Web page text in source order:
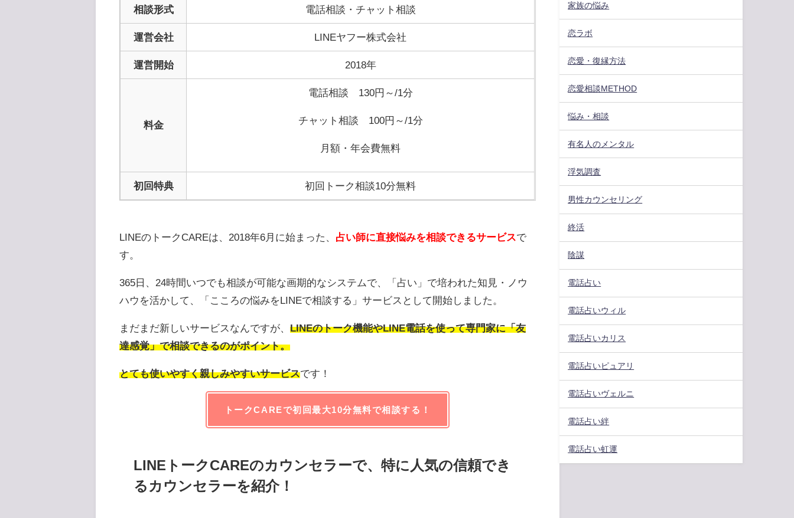
相談形式 電話相談・チャット相談
運営会社 LINEヤフー株式会社
運営開始 2018年
料金
電話相談 130円～/1分
チャット相談 100円～/1分
月額・年会費無料
初回特典 初回トーク相談10分無料
LINEのトークCAREは、2018年6月に始まった、 占い師に直接悩みを相談できるサービスで
す。
365日、24時間いつでも相談が可能な画期的なシステムで、「占い」で培われた知見・ノウ
ハウを活かして、「こころの悩みをLINEで相談する」サービスとして開始しました。
まだまだ新しいサービスなんですが、LINEのトーク機能やLINE電話を使って専門家に「友
達感覚」で相談できるのがポイント。
とても使いやすく親しみやすいサービスです！
トークCAREで初回最大10分無料で相談する！
LINEトークCAREのカウンセラーで、特に人気の信頼でき
るカウンセラーを紹介！
家族の悩み
恋ラボ
恋愛・復縁方法
恋愛相談METHOD
悩み・相談
有名人のメンタル
浮気調査
男性カウンセリング
終活
陰謀
電話占い
電話占いウィル
電話占いカリス
電話占いピュアリ
電話占いヴェルニ
電話占い絆
電話占い虹運